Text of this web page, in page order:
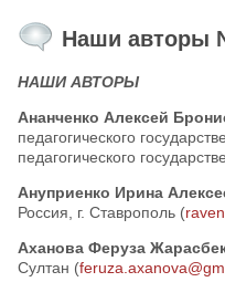
Наши авторы
НАШИ АВТОРЫ
Ананченко Алексей
педагогического
педагогического
Ануприенко Ирина
Россия, г. Ставрополь (
Аханова Феруза
Султан (